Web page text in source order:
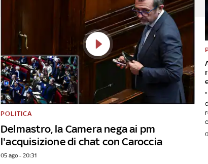
Delmastro, la Camera nega ai pm
l'acquisizione di chat con Caroccia
POLITICA
05 ago - 20:31